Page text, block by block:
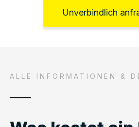
Unverbindlich
ALLE INFORMATIONEN &